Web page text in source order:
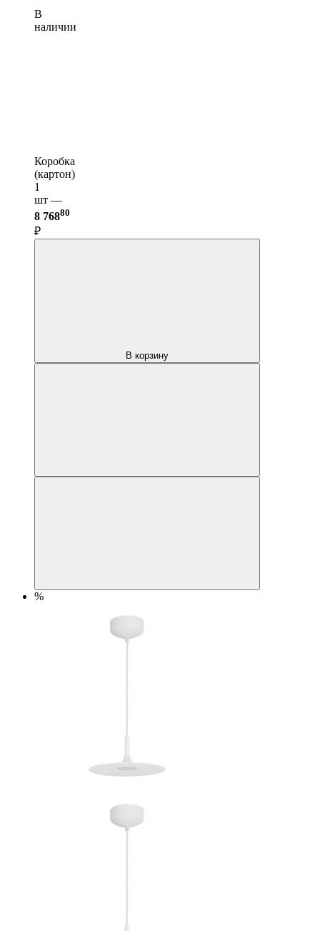
В
наличии
Коробка
(картон)
1
шт —
8 76880
₽
В корзину
%